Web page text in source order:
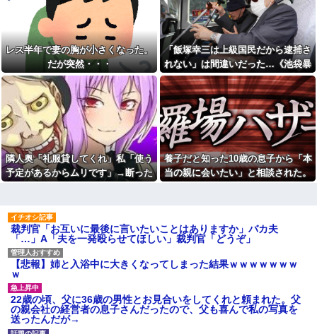
成！→山頂から下ってるだけで
した…
【悲報】女さん、歩行者を轢
いた挙句、道路に倒れてどえら
いことになってしまうw w w w
w w w
【悲報】ヤニねこで抜けるキ
ャラ、74%が一致してしま
う・・・
お姫様だっこを夢見る肥満な
私、プールである子供達に「肥
満！」「肥満だ！」と騒がれ
た。それは慣れてるので別にい
いが……その後→
子供ができなかった姉に、双
子の片方を姉夫婦に養子に出し
た。すると、養子に出した子が
んじゃないの？」私「は？何の
話？」→意味不明な発言の真相
が後日明らかになり…
Aママ「そのブランド服ちょう
だい！」私「お断りします」→
母親に報告したら逆ギレされ、
とんでもない要求をされて…
セブンイレブンのホットスナ
ックコーナーにあるチョコクッ
キー美味しすぎる。でも545カロ
リーあってヒエっ
手料理は美味しかったのに性格
クセ強すぎ
【画像】女子アナさんの谷〇
厳選ｗｗｗｗ他
いくらでも一人行動できる人
24歳年収550万ワイ、高級車も
豪邸も買えない人生が確定して
いる事実に咽び泣く
【腹筋崩壊】見た瞬間吹いた
画像を貼っていくスレｗｗｗｗ
【修羅場】父の浮気相手がま
さかの男！？私が突き止めた結
果ｗｗｗｗ
今日から業務報告書の「庶
務」っていう大項目が急に廃止
性に狙われかけた
「お食い初めなんて俺になん
に大変なら育児やめれば？」冗
談で言ったのに本気に取られて
彼女と結婚の話をしていた時
に言われたことが衝撃だった
主な税金の成り立ちを調べて
レス半年で妻の胸が小さくなった。
だが突然・・・
「飯塚幸三は上級国民だから逮捕さ
れない」は間違いだった…《池袋暴
走事故》警視庁幹部が「自民党議
員」に呼び出されても逮捕を見送っ
た理由
隣人奥「礼服貸してくれ」私「使う
予定があるからムリです」→断った
養子だと知った10歳の息子から「本
当の親に会いたい」と相談された。
裁判官「お互いに最後に言いたいことはありますか」バカ夫
「…」A「夫を一発殴らせてほしい」裁判官「どうぞ」
【悲報】姉と入浴中に大きくなってしまった結果ｗｗｗｗｗｗｗ
ｗ
22歳の頃、父に36歳の男性とお見合いをしてくれと頼まれた。父
の親会社の経営者の息子さんだったので、父も喜んで私の写真を
送ったんだが→